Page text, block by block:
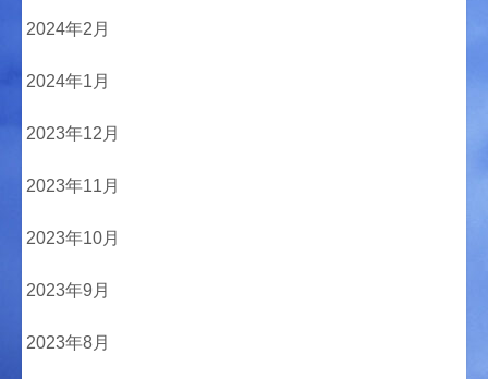
2024年2月
2024年1月
2023年12月
2023年11月
2023年10月
2023年9月
2023年8月